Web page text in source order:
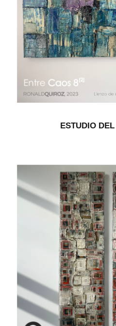
ESTUDIO